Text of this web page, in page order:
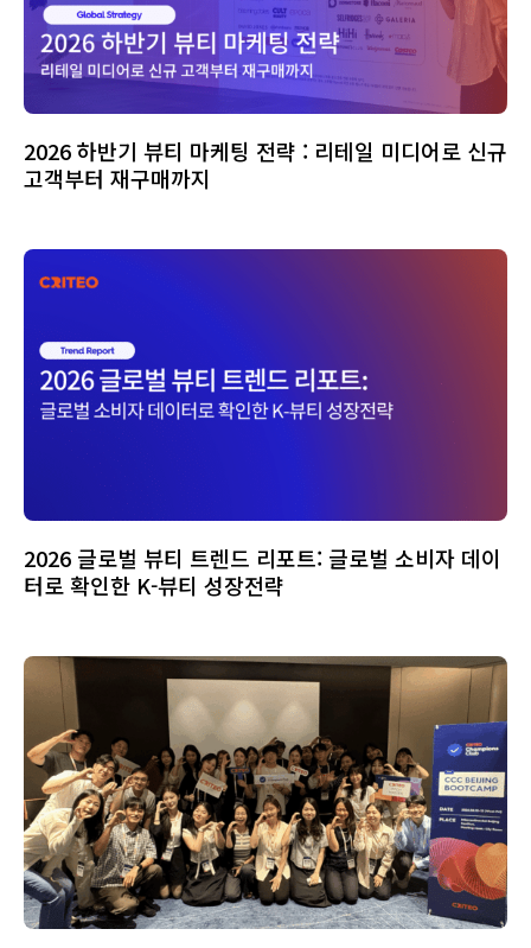
2026 하반기 뷰티 마케팅 전략 : 리테일 미디어로 신규
고객부터 재구매까지
2026 글로벌 뷰티 트렌드 리포트: 글로벌 소비자 데이
터로 확인한 K-뷰티 성장전략